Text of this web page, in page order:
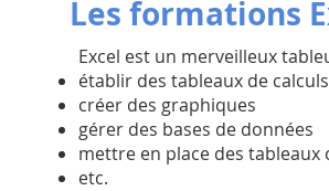
Les formations
Excel est un merveilleux
établir des tableaux de
créer des graphiques
gérer des bases de données
mettre en place des tableaux
etc.